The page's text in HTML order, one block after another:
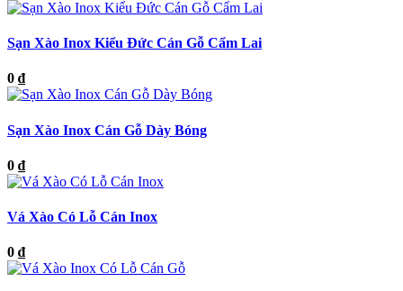
Sạn Xào Inox Kiểu Đức Cán Gỗ Cẩm Lai
0 ₫
Sạn Xào Inox Cán Gỗ Dày Bóng
0 ₫
Vá Xào Có Lỗ Cán Inox
0 ₫